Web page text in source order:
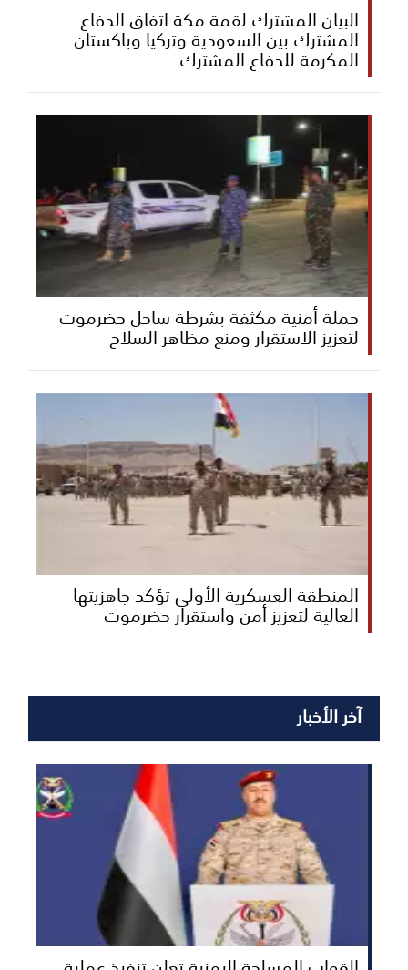
البيان المشترك لقمة مكة اتفاق الدفاع
المشترك بين السعودية وتركيا وباكستان
المكرمة للدفاع المشترك
حملة أمنية مكثفة بشرطة ساحل حضرموت
لتعزيز الاستقرار ومنع مظاهر السلاح
المنطقة العسكرية الأولى تؤكد جاهزيتها
العالية لتعزيز أمن واستقرار حضرموت
آخر الأخبار